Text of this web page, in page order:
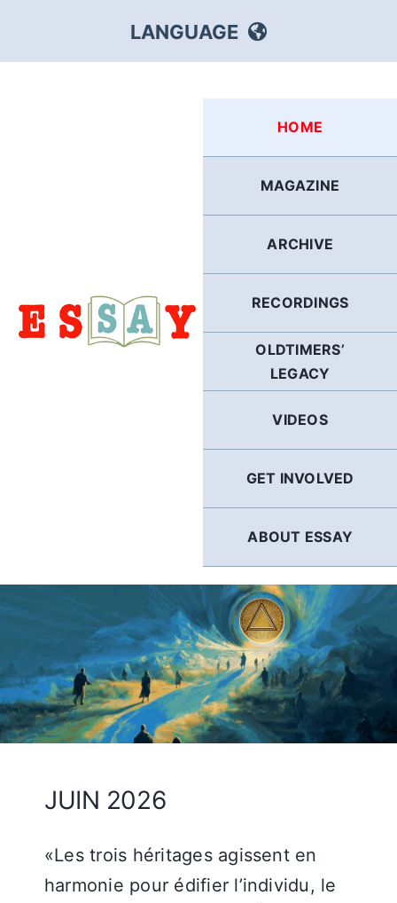
content
LANGUAGE
POLISH
HOME
MAGAZINE
ARCHIVE
RECORDINGS
OLDTIMERS’
LEGACY
VIDEOS
GET INVOLVED
ABOUT ESSAY
JUIN 2026
«Les trois héritages agissent en
harmonie pour édifier l’individu, le